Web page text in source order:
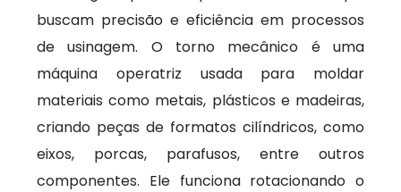
buscam precisão e eficiência em processos
de usinagem. O torno mecânico é uma
máquina operatriz usada para moldar
materiais como metais, plásticos e madeiras,
criando peças de formatos cilíndricos, como
eixos, porcas, parafusos, entre outros
componentes. Ele funciona rotacionando o